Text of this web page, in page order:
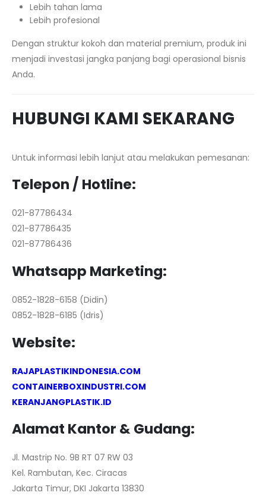
Lebih tahan lama
Lebih profesional
Dengan struktur kokoh dan material premium, produk ini
menjadi investasi jangka panjang bagi operasional bisnis
Anda.
HUBUNGI KAMI SEKARANG
Untuk informasi lebih lanjut atau melakukan pemesanan:
Telepon / Hotline:
021-87786434
021-87786435
021-87786436
Whatsapp Marketing:
0852-1828-6158 (Didin)
0852-1828-6185 (Idris)
Website:
RAJAPLASTIKINDONESIA.COM
CONTAINERBOXINDUSTRI.COM
KERANJANGPLASTIK.ID
Alamat Kantor & Gudang:
Jl. Mastrip No. 9B RT 07 RW 03
Kel. Rambutan, Kec. Ciracas
Jakarta Timur, DKI Jakarta 13830